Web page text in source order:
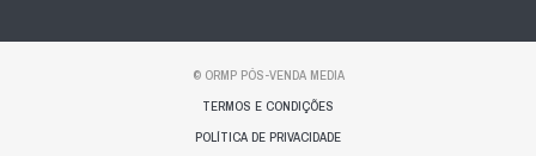
© ORMP PÓS-VENDA MEDIA
TERMOS E CONDIÇÕES
POLÍTICA DE PRIVACIDADE